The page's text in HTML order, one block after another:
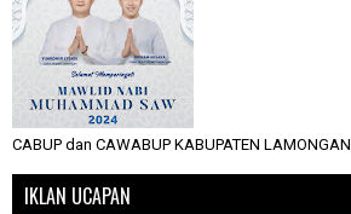
CABUP dan CAWABUP KABUPATEN LAMONGAN
IKLAN UCAPAN